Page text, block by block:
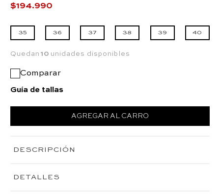
$194.990
35 36 37 38 39 40
Quedan 10 unidades disponibles
Comparar
Guía de tallas
AGREGAR AL CARRO
DESCRIPCIÓN
DETALLES